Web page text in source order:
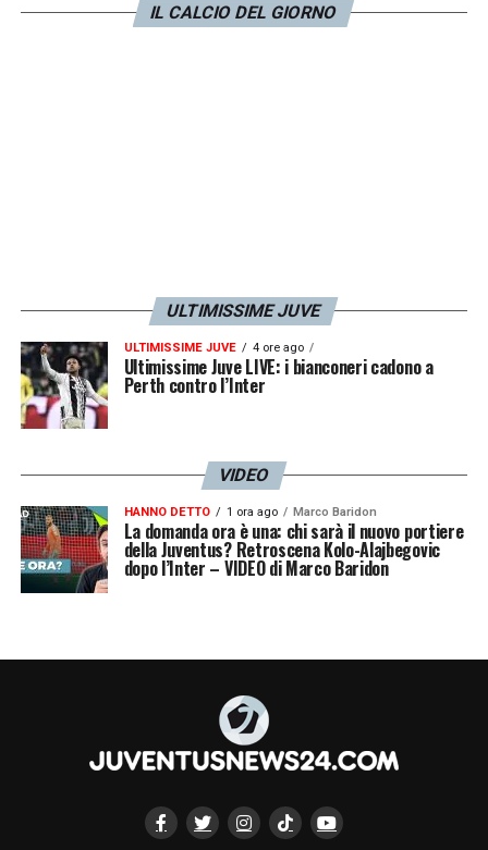
piaciuta la Juve. Ha reagito bene dopo aver
».
LA PLAYLIST DELLE NOSTRE TOP NEWS
IL CALCIO DEL GIORNO
ULTIMISSIME JUVE
ULTIMISSIME JUVE 4 ore ago
Ultimissime Juve LIVE: i bianconeri cadono a
Perth contro l’Inter
VIDEO
HANNO DETTO 1 ora ago Marco Baridon
La domanda ora è una: chi sarà il nuovo portiere
della Juventus? Retroscena Kolo-Alajbegovic
dopo l’Inter – VIDEO di Marco Baridon